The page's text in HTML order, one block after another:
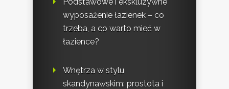
wyposażenie łazienek – co
trzeba, a co warto mieć w
łazience?
Wnętrza w stylu
skandynawskim: prostota i